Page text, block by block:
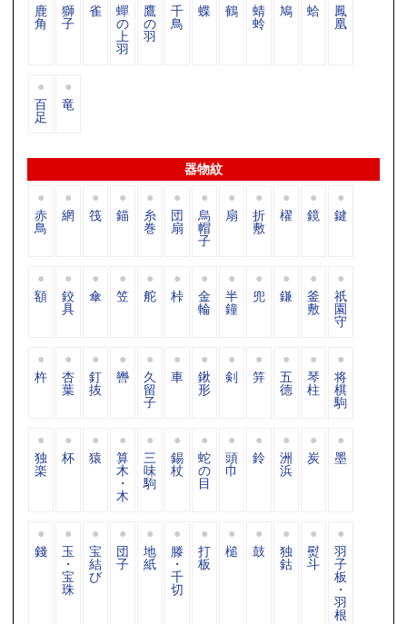
鹿
角
獅
子
雀 蟬
の
上
羽
鷹
の
羽
千
鳥
蝶 鶴 蜻
蛉
鳩 蛤 鳳
凰
百
足
竜
器物紋
赤
鳥
網 筏 錨 糸
巻
団
扇
烏
帽
子
扇 折
敷
櫂 鏡 鍵
額 鉸
具
傘 笠 舵 桛 金
輪
半
鐘
兜 鎌 釜
敷
祇
園
守
杵 杏
葉
釘
抜
轡 久
留
子
車 鍬
形
剣 笄 五
德
琴
柱
将
棋
駒
独
楽
杯 猿 算
木
・
木
三
味
駒
錫
杖
蛇
の
目
頭
巾
鈴 洲
浜
炭 墨
錢 玉
・
宝
珠
宝
結
び
団
子
地
紙
滕
・
千
切
打
板
槌 鼓 独
鈷
熨
斗
羽
子
板
・
羽
根